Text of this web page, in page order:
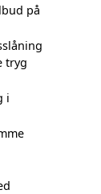
på
tryg
i